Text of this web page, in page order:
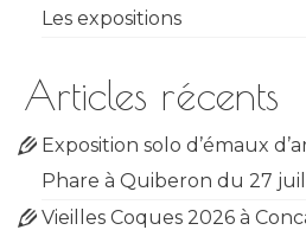
Les expositions
Articles récents
Exposition solo d’émaux
Phare à Quiberon du 27
Vieilles Coques 2026 à